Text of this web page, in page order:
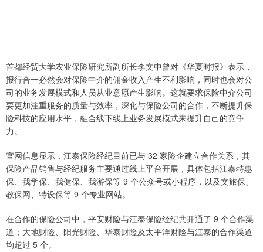
首都经贸大学农业保险研究所副所长李文中曾对《华夏时报》表示，
报行合一必然会对保险中介的佣金收入产生不利影响，同时也会对公
司的业务发展模式和人员从业意愿产生影响。这就要求保险中介公司
要更加注重服务的质量与效率，深化与保险公司的合作，不断提升保
险科技的应用水平，融合线下线上业务发展模式来提升自己的竞争
力。
官网信息显示，江泰保险经纪目前已与 32 家险企建立合作关系，其
保险产品销售与经纪服务主要通过线上平台开展，具体包括江泰特惠
保、我学保、我健保、我游保等 9 个公众号或小程序，以及文旅保、
教保网、特设保等 9 个专业网站。
在合作的保险公司中，平安财险与江泰保险经纪共开通了 9 个合作渠
道；大地财险、阳光财险、华泰财险及太平洋财险与江泰的合作渠道
均超过 5 个。